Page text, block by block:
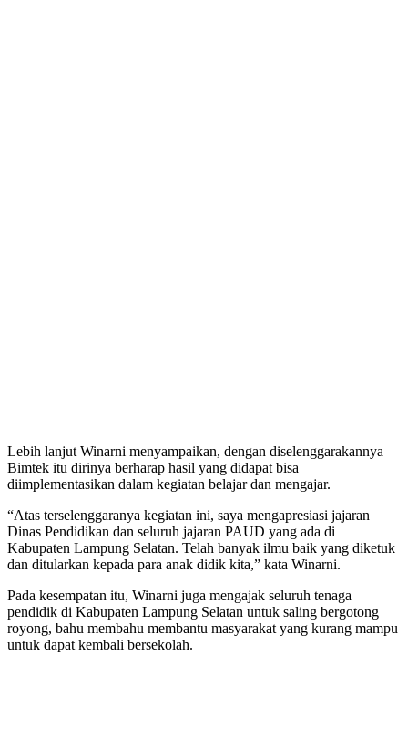
Lebih lanjut Winarni menyampaikan, dengan diselenggarakannya
Bimtek itu dirinya berharap hasil yang didapat bisa
diimplementasikan dalam kegiatan belajar dan mengajar.
“Atas terselenggaranya kegiatan ini, saya mengapresiasi jajaran
Dinas Pendidikan dan seluruh jajaran PAUD yang ada di
Kabupaten Lampung Selatan. Telah banyak ilmu baik yang diketuk
dan ditularkan kepada para anak didik kita,” kata Winarni.
Pada kesempatan itu, Winarni juga mengajak seluruh tenaga
pendidik di Kabupaten Lampung Selatan untuk saling bergotong
royong, bahu membahu membantu masyarakat yang kurang mampu
untuk dapat kembali bersekolah.